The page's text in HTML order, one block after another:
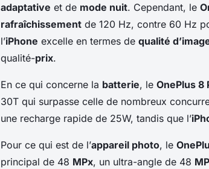
adaptative et de mode nuit. Cependant, le
rafraîchissement de 120 Hz, contre 60 Hz
l’iPhone excelle en termes de qualité
qualité-prix.
En ce qui concerne la batterie, le OnePlus 8
30T qui surpasse celle de nombreux
une recharge rapide de 25W, tandis que l’
Pour ce qui est de l’appareil photo, le
principal de 48 MPx, un ultra-angle de 48